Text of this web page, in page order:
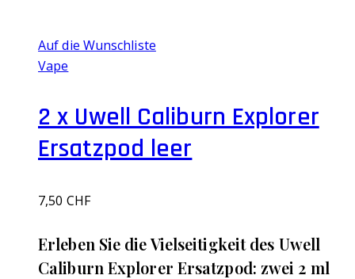
Auf die Wunschliste
Vape
2 x Uwell Caliburn Explorer
Ersatzpod leer
7,50 CHF
Erleben Sie die Vielseitigkeit des Uwell
Caliburn Explorer Ersatzpod: zwei 2 ml